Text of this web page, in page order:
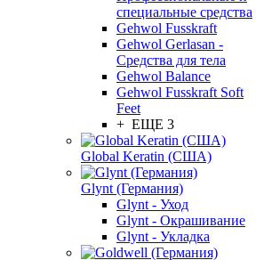
специальные средства
Gehwol Fusskraft
Gehwol Gerlasan -
Средства для тела
Gehwol Balance
Gehwol Fusskraft Soft
Feet
+ ЕЩЕ 3
Global Keratin (США)
Glynt (Германия)
Glynt - Уход
Glynt - Окрашивание
Glynt - Укладка